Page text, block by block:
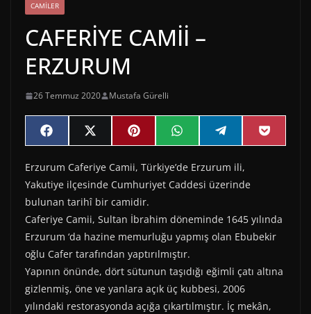
CAMILER
CAFERİYE CAMİİ –
ERZURUM
26 Temmuz 2020 Mustafa Gürelli
Share
on
F
a
e
b
o
o
k
Share
on
X
(
w
i
t
t
e
r
)
Share
on
P
i
t
e
r
e
s
t
Share
on
W
h
t
s
A
p
Share
on
e
e
g
r
m
Share
on
P
o
Erzurum Caferiye Camii, Türkiye’de Erzurum ili,
Yakutiye ilçesinde Cumhuriyet Caddesi üzerinde
bulunan tarihî bir camidir.
Caferiye Camii, Sultan İbrahim döneminde 1645 yılında
Erzurum ‘da hazine memurluğu yapmış olan Ebubekir
oğlu Cafer tarafından yaptırılmıştır.
Yapının önünde, dört sütunun taşıdığı eğimli çatı altına
gizlenmiş, öne ve yanlara açık üç kubbesi, 2006
yılındaki restorasyonda açığa çıkartılmıştır. İç mekân,